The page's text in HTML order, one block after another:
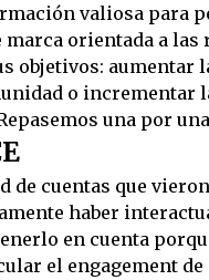
valiosa para
marca orientada a las
objetivos: aumentar
o incrementar
una por
de cuentas que
haber
en cuenta
el engagement de